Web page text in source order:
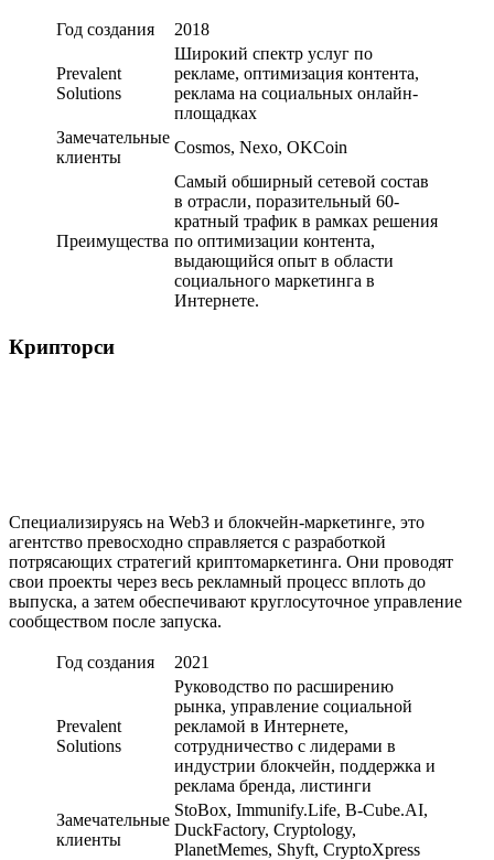
Год создания 2018
Prevalent
Solutions
Широкий спектр услуг по
рекламе, оптимизация контента,
реклама на социальных онлайн-
площадках
Замечательные
клиенты
Cosmos, Nexo, OKCoin
Преимущества
Самый обширный сетевой состав
в отрасли, поразительный 60-
кратный трафик в рамках решения
по оптимизации контента,
выдающийся опыт в области
социального маркетинга в
Интернете.
Крипторси
Специализируясь на Web3 и блокчейн-маркетинге, это
агентство превосходно справляется с разработкой
потрясающих стратегий криптомаркетинга. Они проводят
свои проекты через весь рекламный процесс вплоть до
выпуска, а затем обеспечивают круглосуточное управление
сообществом после запуска.
Год создания 2021
Prevalent
Solutions
Руководство по расширению
рынка, управление социальной
рекламой в Интернете,
сотрудничество с лидерами в
индустрии блокчейн, поддержка и
реклама бренда, листинги
Замечательные
клиенты
StoBox, Immunify.Life, B-Cube.AI,
DuckFactory, Cryptology,
PlanetMemes, Shyft, CryptoXpress